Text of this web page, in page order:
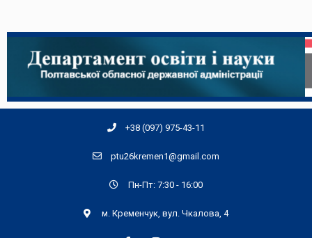
+38 (097) 975-43-11
ptu26kremen1@gmail.com
Пн-Пт: 7:30 - 16:00
м. Кременчук, вул. Чкалова, 4